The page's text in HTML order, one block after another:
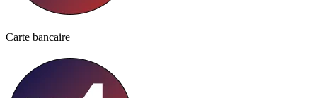
Carte bancaire